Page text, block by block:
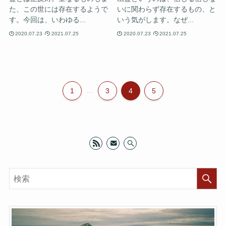
た、この世には存在するようで
す。今回は、いわゆる...
2020.07.23 2021.07.25
いに関わらず存在するもの、と
いう気がします。なぜ...
2020.07.23 2021.07.25
1 3 4 5